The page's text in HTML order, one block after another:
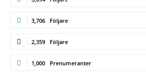
3,706 Följare
2,359 Följare
1,000 Prenumeranter